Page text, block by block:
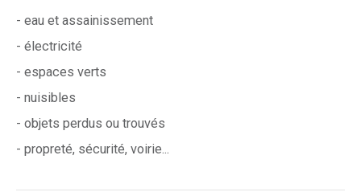
- eau et assainissement
- électricité
- espaces verts
- nuisibles
- objets perdus ou trouvés
- propreté, sécurité, voirie...